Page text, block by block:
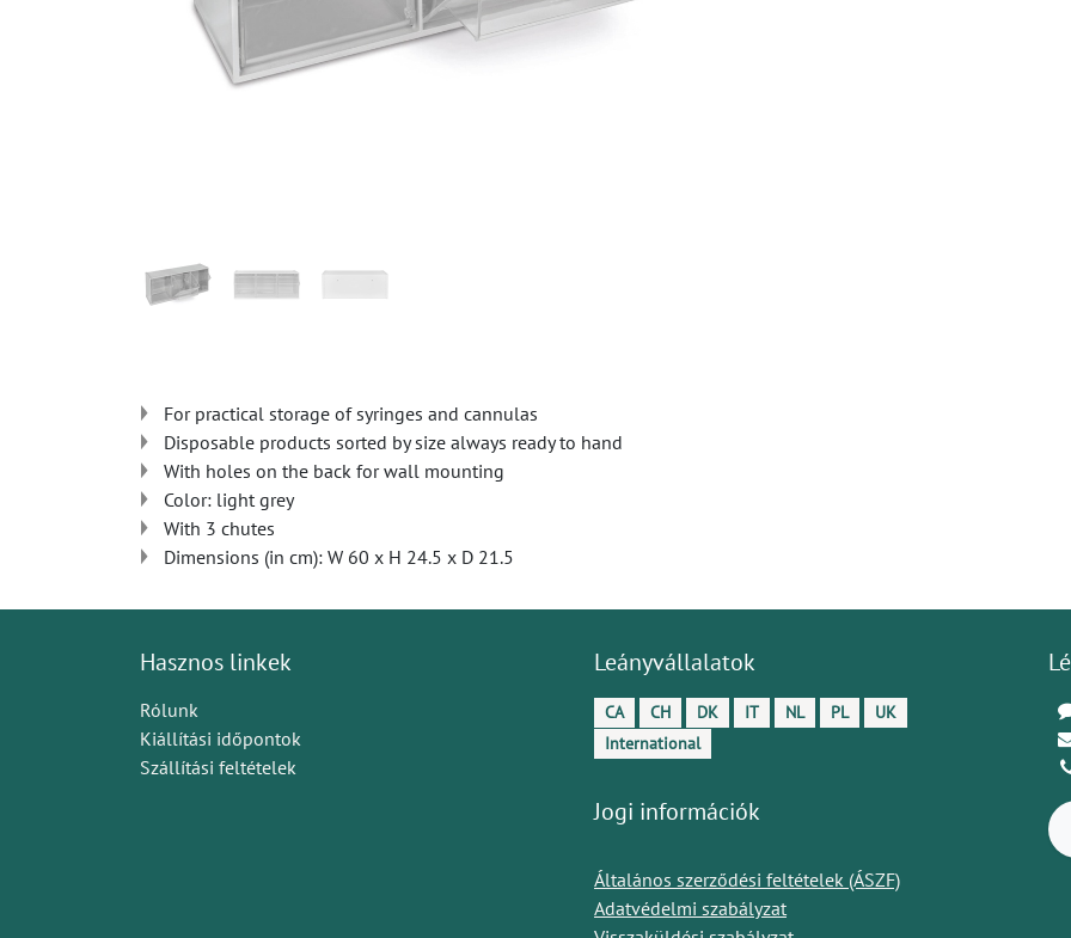
For practical storage of syringes and cannulas
Disposable products sorted by size always ready to hand
With holes on the back for wall mounting
Color: light grey
With 3 chutes
Dimensions (in cm): W 60 x H 24.5 x D 21.5
Hasznos linkek
Rólunk
Kiállítási időpontok
Szállítási feltételek
Leányvállalatok
CA CH DK IT NL PL
UK
International
Jogi információk
Általános szerződési feltételek (ÁSZF)
Adatvédelmi szabályzat